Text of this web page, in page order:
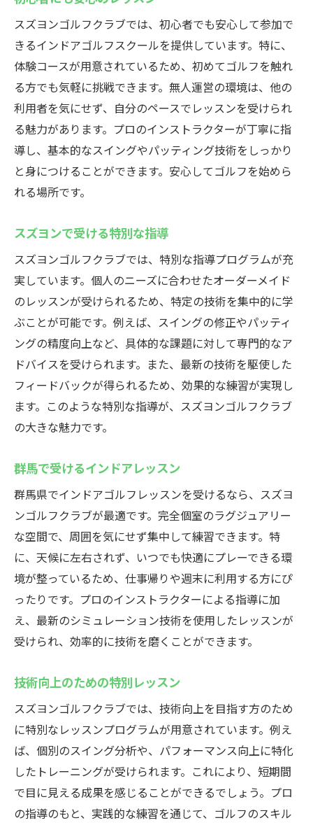
スズヨンゴルフクラブでは、初心者でも安心して参加で
きるインドアゴルフスクールを提供しています。特に、
体験コースが用意されているため、初めてゴルフを触れ
る方でも気軽に挑戦できます。無人運営の環境は、他の
利用者を気にせず、自分のペースでレッスンを受けられ
る魅力があります。プロのインストラクターが丁寧に指
導し、基本的なスイングやパッティング技術をしっかり
と身につけることができます。安心してゴルフを始めら
れる場所です。
スズヨンで受ける特別な指導
スズヨンゴルフクラブでは、特別な指導プログラムが充
実しています。個人のニーズに合わせたオーダーメイド
のレッスンが受けられるため、特定の技術を集中的に学
ぶことが可能です。例えば、スイングの修正やパッティ
ングの精度向上など、具体的な課題に対して専門的なア
ドバイスを受けられます。また、最新の技術を駆使した
フィードバックが得られるため、効果的な練習が実現し
ます。このような特別な指導が、スズヨンゴルフクラブ
の大きな魅力です。
群馬で受けるインドアレッスン
群馬県でインドアゴルフレッスンを受けるなら、スズヨ
ンゴルフクラブが最適です。完全個室のラグジュアリー
な空間で、周囲を気にせず集中して練習できます。特
に、天候に左右されず、いつでも快適にプレーできる環
境が整っているため、仕事帰りや週末に利用する方にぴ
ったりです。プロのインストラクターによる指導に加
え、最新のシミュレーション技術を使用したレッスンが
受けられ、効率的に技術を磨くことができます。
技術向上のための特別レッスン
スズヨンゴルフクラブでは、技術向上を目指す方のため
に特別なレッスンプログラムが用意されています。例え
ば、個別のスイング分析や、パフォーマンス向上に特化
したトレーニングが受けられます。これにより、短期間
で目に見える成果を感じることができるでしょう。プロ
の指導のもと、実践的な練習を通じて、ゴルフのスキル